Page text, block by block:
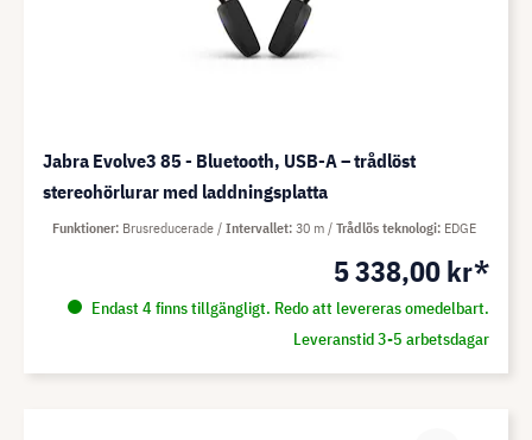
Jabra Evolve3 85 - Bluetooth, USB-A – trådlöst
stereohörlurar med laddningsplatta
5 338,00 kr*
Endast 4 finns tillgängligt. Redo att levereras omedelbart.
Leveranstid 3-5 arbetsdagar
Funktioner Brusreducerade Intervallet 30 m Trådlös teknologi EDGE